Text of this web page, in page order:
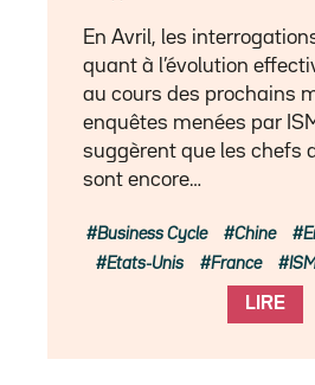
En Avril, les
quant à l’évolution
au cours des prochains
enquêtes menées par
suggèrent que les chefs
sont encore…
LIRE
Business Cycle Chine
Etats-Unis
France